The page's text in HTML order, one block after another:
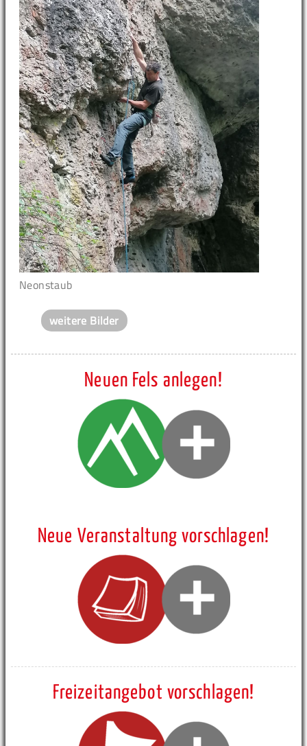
Neonstaub
weitere Bilder
Neuen Fels anlegen!
Neue Veranstaltung vorschlagen!
Freizeitangebot vorschlagen!